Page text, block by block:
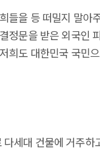
들을 등 떠밀지 말아
정문을 받은 외국인
희도 대한민국 국민
세대 건물에 거주하